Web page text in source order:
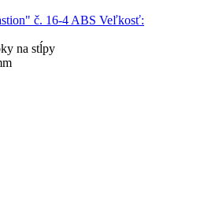
č. 16-4 ABS Veľkosť:
na stĺpy